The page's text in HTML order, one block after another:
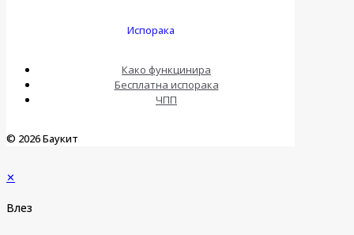
Испорака
Како функцинира
Бесплатна испорака
ЧПП
© 2026 Баукит
✕
Влез